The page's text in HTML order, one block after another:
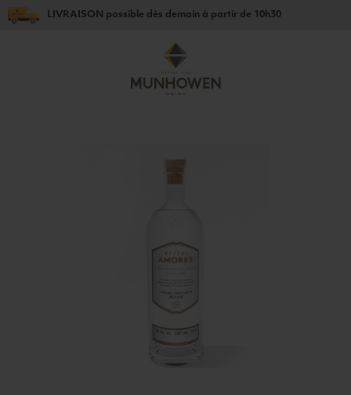
LIVRAISON possible dès demain à partir de 10h30